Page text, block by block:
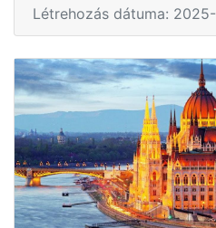
Létrehozás dátuma: